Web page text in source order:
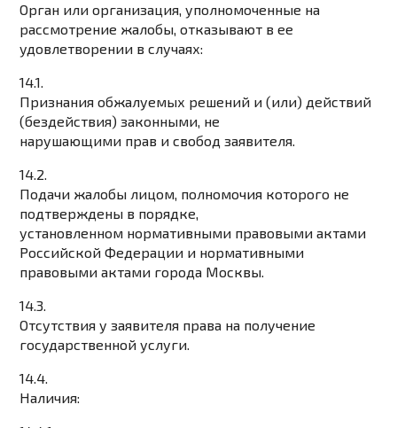
Орган или организация, уполномоченные на
рассмотрение жалобы, отказывают в ее
удовлетворении в случаях:
14.1.
Признания обжалуемых решений и (или) действий
(бездействия) законными, не
нарушающими прав и свобод заявителя.
14.2.
Подачи жалобы лицом, полномочия которого не
подтверждены в порядке,
установленном нормативными правовыми актами
Российской Федерации и нормативными
правовыми актами города Москвы.
14.3.
Отсутствия у заявителя права на получение
государственной услуги.
14.4.
Наличия: